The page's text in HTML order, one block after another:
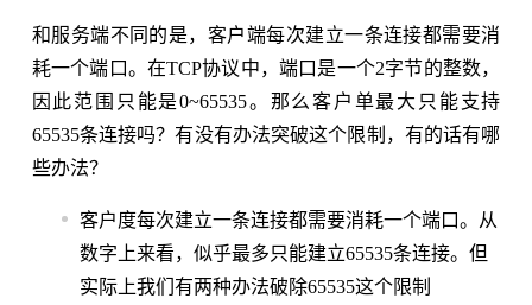
和服务端不同的是，客户端每次建立一条连接都需要消
耗一个端口。在TCP协议中，端口是一个2字节的整数，
因此范围只能是0~65535。那么客户单最大只能支持
65535条连接吗？有没有办法突破这个限制，有的话有哪
些办法？
客户度每次建立一条连接都需要消耗一个端口。从
数字上来看，似乎最多只能建立65535条连接。但
实际上我们有两种办法破除65535这个限制